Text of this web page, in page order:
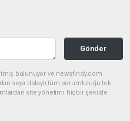
Gönder
bulunuyor ve newsfindy.com
veya dolaylı tüm sorumluluğu tek
site yönetimi hiçbir şekilde